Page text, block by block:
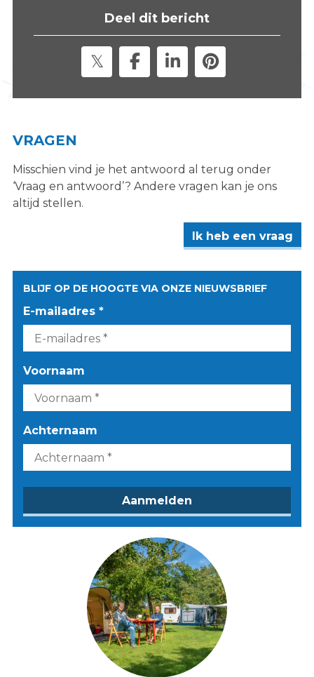
Deel dit bericht
VRAGEN
Misschien vind je het antwoord al terug onder
‘Vraag en antwoord’? Andere vragen kan je ons
altijd stellen.
Ik heb een vraag
BLIJF OP DE HOOGTE VIA ONZE NIEUWSBRIEF
E-mailadres *
Voornaam
Achternaam